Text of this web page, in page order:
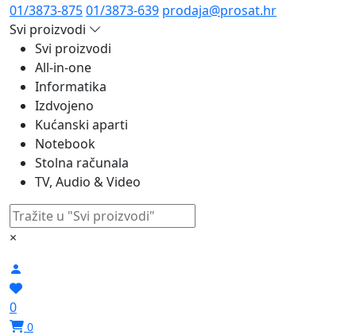
01/3873-87501/3873-639 prodaja@prosat.hr
Svi proizvodi
Svi proizvodi
All-in-one
Informatika
Izdvojeno
Kućanski aparti
Notebook
Stolna računala
TV, Audio & Video
×
0
0